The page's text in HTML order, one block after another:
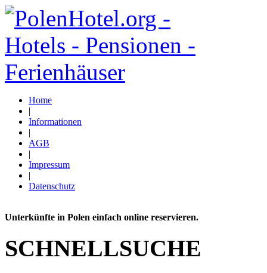
Home
|
Informationen
|
AGB
|
Impressum
|
Datenschutz
Unterkünfte in Polen einfach online reservieren.
SCHNELLSUCHE